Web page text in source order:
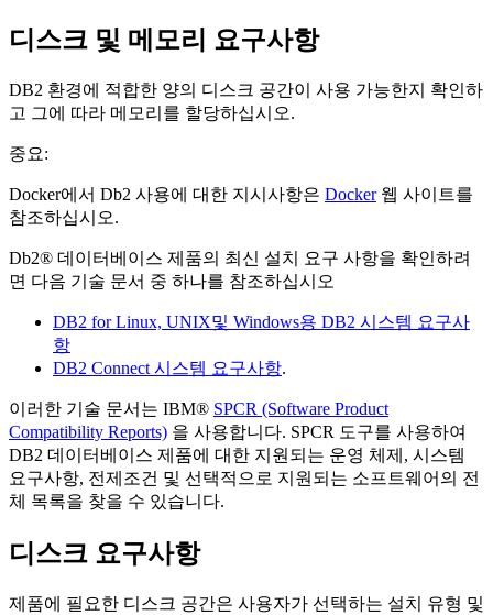
디스크 및 메모리 요구사항
DB2 환경에 적합한 양의 디스크 공간이 사용 가능한지 확인하
고 그에 따라 메모리를 할당하십시오.
중요:
Docker에서 Db2 사용에 대한 지시사항은 Docker웹 사이트를
참조하십시오.
Db2® 데이터베이스 제품의 최신 설치 요구 사항을 확인하려
면 다음 기술 문서 중 하나를 참조하십시오
DB2 for Linux, UNIX및 Windows용 DB2 시스템 요구사
항
DB2 Connect 시스템 요구사항.
이러한 기술 문서는 IBM® SPCR (Software Product
Compatibility Reports) 을 사용합니다. SPCR 도구를 사용하여
DB2 데이터베이스 제품에 대한 지원되는 운영 체제, 시스템
요구사항, 전제조건 및 선택적으로 지원되는 소프트웨어의 전
체 목록을 찾을 수 있습니다.
디스크 요구사항
제품에 필요한 디스크 공간은 사용자가 선택하는 설치 유형 및